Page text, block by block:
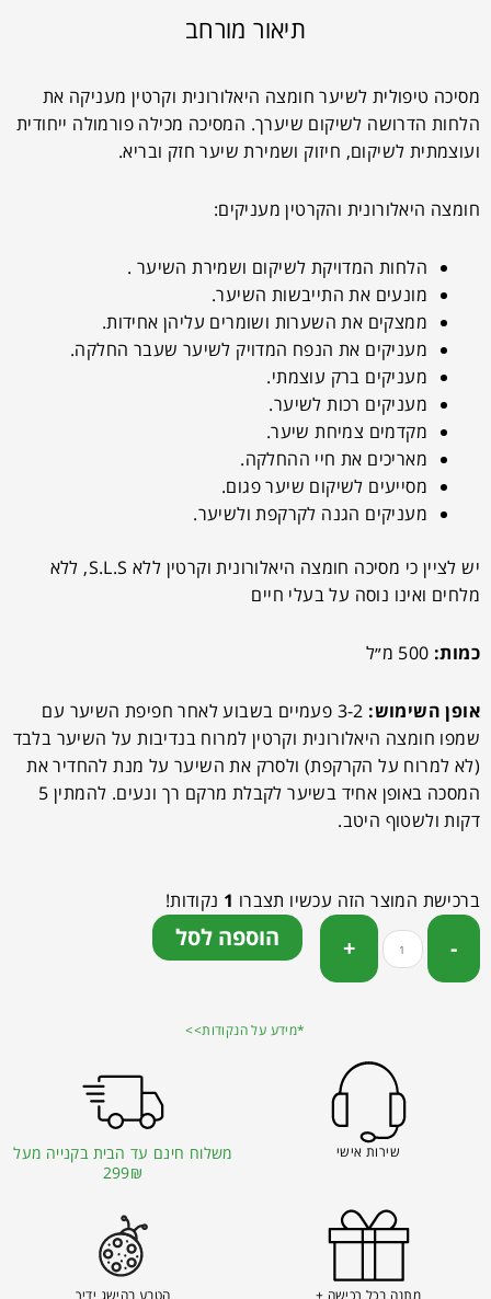
תיאור מורחב
מסיכה טיפולית לשיער חומצה היאלורונית וקרטין מעניקה את
הלחות הדרושה לשיקום שיערך. המסיכה מכילה פורמולה ייחודית
ועוצמתית לשיקום, חיזוק ושמירת שיער חזק ובריא.
חומצה היאלורונית והקרטין מעניקים:
הלחות המדויקת לשיקום ושמירת השיער .
מונעים את התייבשות השיער.
ממצקים את השערות ושומרים עליהן אחידות.
מעניקים את הנפח המדויק לשיער שעבר החלקה.
מעניקים ברק עוצמתי.
מעניקים רכות לשיער.
מקדמים צמיחת שיער.
מאריכים את חיי ההחלקה.
מסייעים לשיקום שיער פגום.
מעניקים הגנה לקרקפת ולשיער.
יש לציין כי מסיכה חומצה היאלורונית וקרטין ללא S.L.S, ללא
מלחים ואינו נוסה על בעלי חיים
כמות: 500 מ״ל
אופן השימוש:
3-2 פעמיים בשבוע לאחר חפיפת השיער עם
שמפו חומצה היאלורונית וקרטין למרוח בנדיבות על השיער בלבד
(לא למרוח על הקרקפת) ולסרק את השיער על מנת להחדיר את
המסכה באופן אחיד בשיער לקבלת מרקם רך ונעים. להמתין 5
דקות ולשטוף היטב.
ברכישת המוצר הזה עכשיו תצברו 1 נקודות!
הוספה לסל
*מידע על הנקודות>>
שירות אישי
משלוח חינם עד הבית בקנייה מעל
299₪